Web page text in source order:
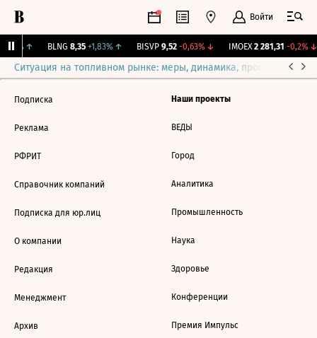
Войти
↑ BLNG 8,35 +1,83%↑ BISVP 9,52 -0,63%↓ IMOEX 2 281,31 -0,2%↓
Ситуация на топливном рынке: меры, динамика, прогнозы
Подписка
Реклама
РФРИТ
Справочник компаний
Подписка для юр.лиц
О компании
Редакция
Менеджмент
Архив
Наши проекты
ВЕДЫ
Город
Аналитика
Промышленность
Наука
Здоровье
Конференции
Премия Импульс